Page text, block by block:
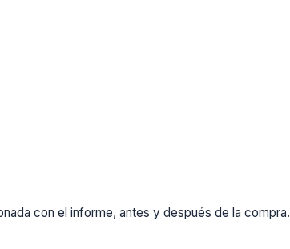
con el informe, antes y después de la compra.